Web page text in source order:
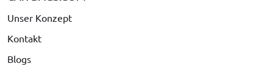
Unser Konzept
Kontakt
Blogs